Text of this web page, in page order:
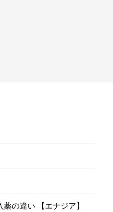
の違い 【エナジア】